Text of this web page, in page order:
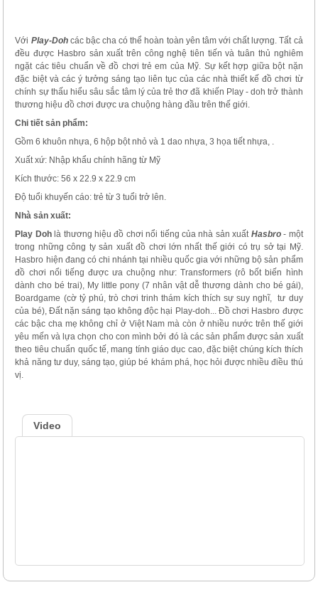
Với Play-Dohcác bậc cha có thể hoàn toàn yên tâm với chất lượng. Tất cả
đều được Hasbro sản xuất trên công nghệ tiên tiến và tuân thủ nghiêm
ngặt các tiêu chuẩn về đồ chơi trẻ em của Mỹ. Sự kết hợp giữa bột nặn
đặc biệt và các ý tưởng sáng tạo liên tục của các nhà thiết kế đồ chơi từ
chính sự thấu hiểu sâu sắc tâm lý của trẻ thơ đã khiến Play - doh trở thành
thương hiệu đồ chơi được ưa chuộng hàng đầu trên thế giới.
Chi tiết sản phẩm:
Gồm 6 khuôn nhựa, 6 hộp bột nhỏ và 1 dao nhựa, 3 họa tiết nhựa, .
Xuất xứ: Nhập khẩu chính hãng từ Mỹ
Kích thước: 56 x 22.9 x 22.9 cm
Độ tuổi khuyến cáo: trẻ từ 3 tuổi trở lên.
Nhà sản xuất:
Play Dohlà thương hiệu đồ chơi nổi tiếng của nhà sản xuất Hasbro- một
trong những công ty sản xuất đồ chơi lớn nhất thế giới có trụ sở tại Mỹ.
Hasbro hiện đang có chi nhánh tại nhiều quốc gia với những bộ sản phẩm
đồ chơi nổi tiếng được ưa chuộng như: Transformers (rô bốt biến hình
dành cho bé trai), My little pony (7 nhân vật dễ thương dành cho bé gái),
Boardgame (cờ tỷ phú, trò chơi trinh thám kích thích sự suy nghĩ, tư duy
của bé), Đất nặn sáng tạo không độc hại Play-doh... Đồ chơi Hasbro được
các bậc cha mẹ không chỉ ở Việt Nam mà còn ở nhiều nước trên thế giới
yêu mến và lựa chọn cho con mình bởi đó là các sản phẩm được sản xuất
theo tiêu chuẩn quốc tế, mang tính giáo dục cao, đặc biệt chúng kích thích
khả năng tư duy, sáng tạo, giúp bé khám phá, học hỏi được nhiều điều thú
vị.
Video